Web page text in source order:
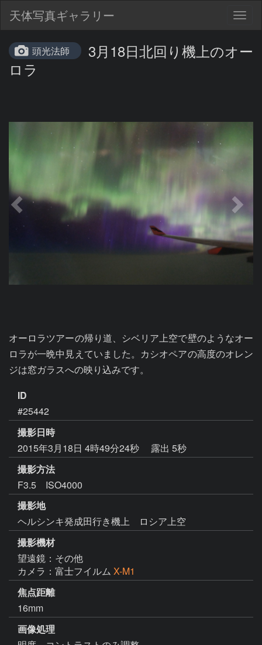
天体写真ギャラリー
頭光法師
3月18日北回り機上のオー
ロラ
オーロラツアーの帰り道、シベリア上空で壁のようなオー
ロラが一晩中見えていました。カシオペアの高度のオレン
ジは窓ガラスへの映り込みです。
ID
#25442
撮影日時
2015年3月18日 4時49分24秒
露出 5秒
撮影方法
F3.5 ISO4000
撮影地
ヘルシンキ発成田行き機上 ロシア上空
撮影機材
望遠鏡：その他
カメラ：富士フイルム X-M1
焦点距離
16mm
画像処理